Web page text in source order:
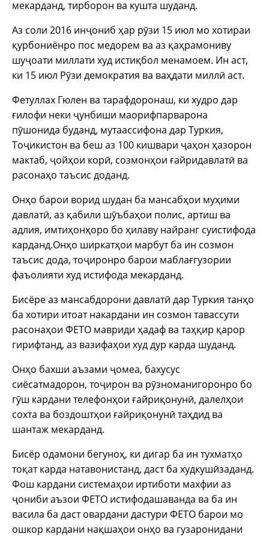
мекарданд, тирборон ва кушта шуданд.
Аз соли 2016 инҷониб ҳар рӯзи 15 июл мо хотираи
қурбониёнро пос медорем ва аз қаҳрамониву
шуҷоати миллати худ истиқбол менамоем. Ин аст,
ки 15 июл Рӯзи демократия ва ваҳдати миллӣ аст.
Фетуллах Гюлен ва тарафдоронаш, ки худро дар
ғилофи неки ҷунбиши маорифпарварона
пӯшонида буданд, мутаассифона дар Туркия,
Тоҷикистон ва беш аз 100 кишвари ҷаҳон ҳазорон
мактаб, ҷойҳои корӣ, созмонҳои ғайридавлатӣ ва
расонаҳо таъсис доданд.
Онҳо барои ворид шудан ба мансабҳои муҳими
давлатӣ, аз қабили шӯъбаҳои полис, артиш ва
адлия, имтиҳонҳоро бо ҳилаву найранг суистифода
карданд.Онҳо ширкатҳои марбут ба ин созмон
таъсис дода, тоҷиронро барои маблағгузории
фаъолияти худ истифода мекарданд.
Бисёре аз мансабдорони давлатӣ дар Туркия танҳо
ба хотири итоат накардани ин созмон тавассути
расонаҳои ФЕТО мавриди ҳадаф ва таҳқир қарор
гирифтанд, аз вазифаҳои худ дур карда шуданд.
Онҳо бахши аъзами ҷомеа, бахусус
сиёсатмадорон, тоҷирон ва рӯзноманигоронро бо
гӯш кардани телефонҳои ғайриқонунӣ, далелҳои
сохта ва боздоштҳои ғайриқонунӣ таҳдид ва
шантаж мекарданд.
Бисёр одамони бегуноҳ, ки дигар ба ин тухматҳо
тоқат карда натавонистанд, даст ба худкушӣзаданд.
Фош кардани системаҳои иртиботи махфии аз
ҷониби аъзои ФЕТО истифодашаванда ва ба ин
васила ба даст овардани дастури ФЕТО барои мо
ошкор кардани нақшаҳои онҳо ва гузаронидани